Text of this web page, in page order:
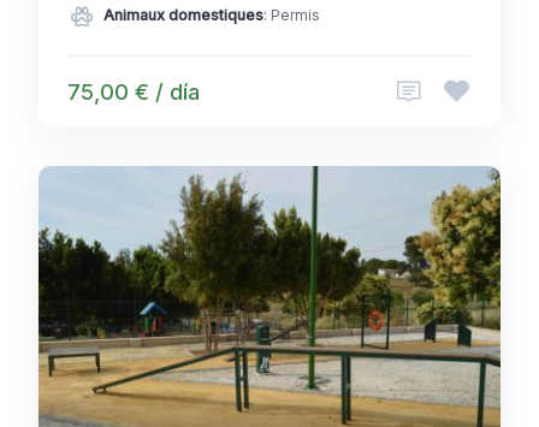
Animaux domestiques: Permis
75,00 € / día